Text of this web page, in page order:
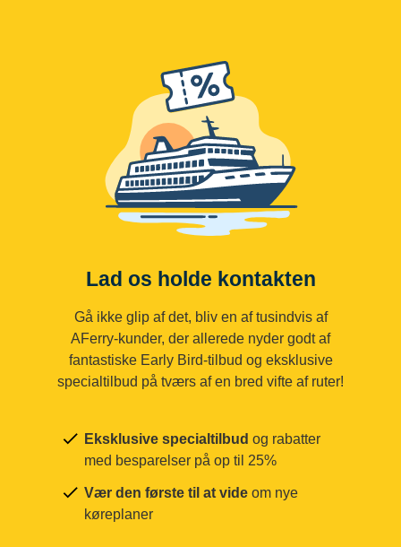
Lad os holde kontakten
Gå ikke glip af det, bliv en af tusindvis af
AFerry-kunder, der allerede nyder godt af
fantastiske Early Bird-tilbud og eksklusive
specialtilbud på tværs af en bred vifte af ruter!
Eksklusive specialtilbud og rabatter
med besparelser på op til 25%
Vær den første til at vide om nye
køreplaner